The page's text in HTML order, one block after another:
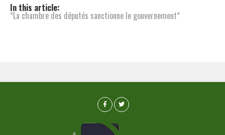
séance fatidique doit ouvrir
les travaux de la
In this article:
*La chambre des députés sanctionne le gouvernement*